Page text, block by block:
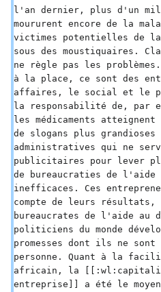
l'an dernier, plus d'un
moururent encore de la
victimes potentielles de la
sous des moustiquaires.
ne règle pas les
à la place, ce sont des
affaires, le social et le
la responsabilité de, par
les médicaments
de slogans plus
administratives qui ne
publicitaires pour lever
de bureaucraties de l'aide
inefficaces. Ces
compte de leurs
bureaucrates de l'aide au
politiciens du monde
promesses dont ils ne sont
personne. Quant à la
africain, la
entreprise]] a été le moyen